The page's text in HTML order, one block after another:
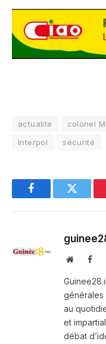
actualite colonel
Interpol
sécurité
FacebookTwitter
Website
générales
au
et
débat